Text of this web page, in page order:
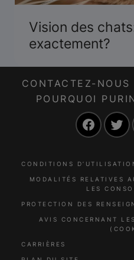
Vision des
exactement?
CONTACTEZ-NOUS
POURQUOI
CONDITIONS
MODALITÉS RELATIVES
LES
PROTECTION DES
AVIS CONCERNANT
CARRIÈRES